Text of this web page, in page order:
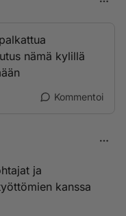
nämä kylillä
Kommentoi
ja
kanssa